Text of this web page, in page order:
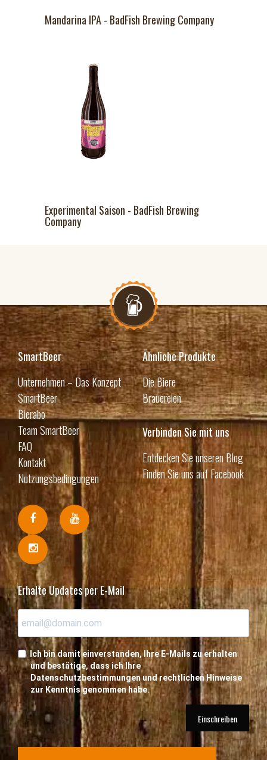
Mandarina IPA - BadFish Brewing Company
Experimental Saison - BadFish Brewing
Company
SmartBeer
Unternehmen – Das Konzept
SmartBeer
Bierabo
Team SmartBeer
FAQ
Kontakt
Nutzungsbedingungen
Ähnliche Produkte
Die Biere
Brauereien
Verbinden Sie mit uns
Entdecken Sie unseren Blog
Finden Sie uns auf Facebook
Erhalte Updates per E-Mail
Ich bin damit einverstanden, Ihre E-Mails zu erhalten
und bestätige, dass ich Ihre
Datenschutzbestimmungen und rechtlichen Hinweise
zur Kenntnis genommen habe.
Einschreiben